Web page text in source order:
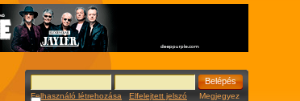
Felhasználó létrehozása Elfelejtett jelszó Megjegyez